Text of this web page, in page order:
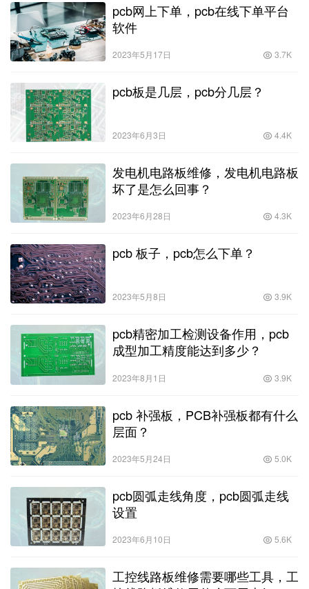
pcb网上下单，pcb在线下单平台
软件
2023年5月17日 3.7K
pcb板是几层，pcb分几层？
2023年6月3日 4.4K
发电机电路板维修，发电机电路板
坏了是怎么回事？
2023年6月28日 4.3K
pcb 板子，pcb怎么下单？
2023年5月8日 3.9K
pcb精密加工检测设备作用，pcb
成型加工精度能达到多少？
2023年8月1日 3.9K
pcb 补强板，PCB补强板都有什么
层面？
2023年5月24日 5.0K
pcb圆弧走线角度，pcb圆弧走线
设置
2023年6月10日 5.6K
工控线路板维修需要哪些工具，工